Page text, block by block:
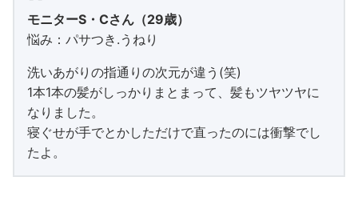
モニターS・Cさん（29歳）
悩み：パサつき.うねり
洗いあがりの指通りの次元が違う(笑)
1本1本の髪がしっかりまとまって、髪もツヤツヤに
なりました。
寝ぐせが手でとかしただけで直ったのには衝撃でし
たよ。